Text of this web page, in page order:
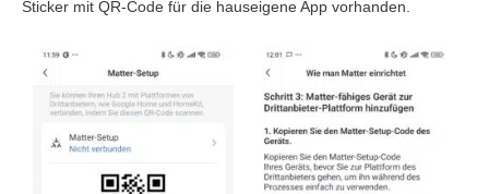
Sticker mit QR-Code für die hauseigene App vorhanden.